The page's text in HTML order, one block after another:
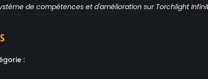
de compétences et d'amélioration sur Torchlight
: